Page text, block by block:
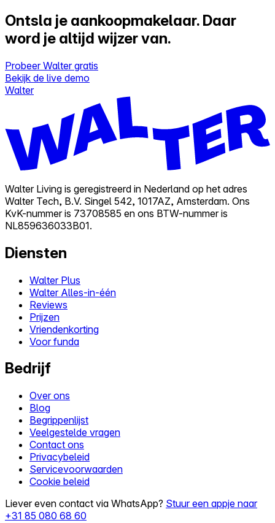
Ontsla je aankoopmakelaar. Daar
word je altijd wijzer van.
Probeer Walter gratis
Bekijk de live demo
Walter
Walter Living is geregistreerd in Nederland op het adres
Walter Tech, B.V. Singel 542, 1017AZ, Amsterdam. Ons
KvK-nummer is 73708585 en ons BTW-nummer is
NL859636033B01.
Diensten
Walter Plus
Walter Alles-in-één
Reviews
Prijzen
Vriendenkorting
Voor funda
Bedrijf
Over ons
Blog
Begrippenlijst
Veelgestelde vragen
Contact ons
Privacybeleid
Servicevoorwaarden
Cookie beleid
Liever even contact via WhatsApp? Stuur een appje naar
+31 85 080 68 60